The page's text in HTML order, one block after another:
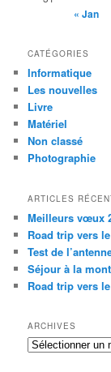
« Jan
CATÉGORIES
Informatique
Les nouvelles
Livre
Matériel
Non classé
Photographie
ARTICLES
Meilleurs vœux
Road trip vers
Test de
Séjour à la
Road trip vers
ARCHIVES
Archives